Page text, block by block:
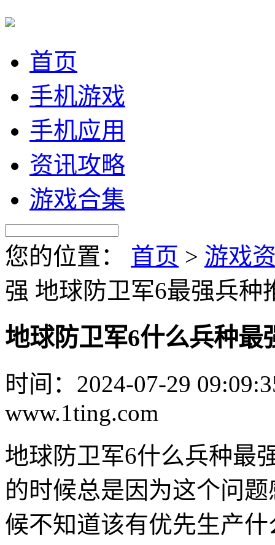
首页
手机游戏
手机应用
资讯攻略
游戏合集
您的位置： 首页 > 游戏
强 地球防卫军6最强兵种
地球防卫军6什么兵种最
时间：2024-07-29
www.1ting.com
地球防卫军6什么兵种最
的时候总是因为这个问
候不知道该有优先生产